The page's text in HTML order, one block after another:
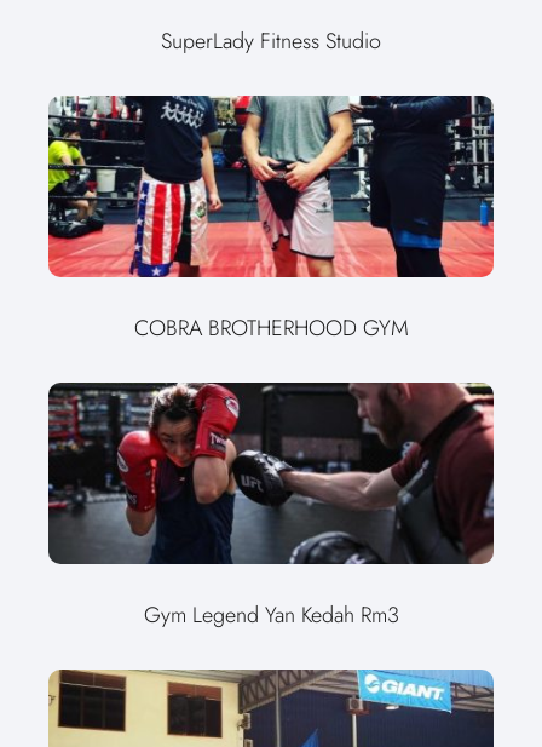
SuperLady Fitness Studio
COBRA BROTHERHOOD GYM
Gym Legend Yan Kedah Rm3